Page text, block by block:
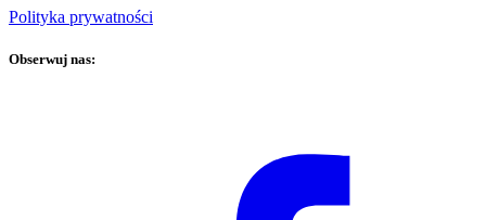
Polityka prywatności
Obserwuj nas: